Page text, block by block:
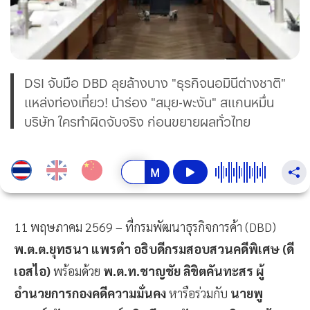
DSI จับมือ DBD ลุยล้างบาง "ธุรกิจนอมินีต่างชาติ"
แหล่งท่องเที่ยว! นำร่อง "สมุย-พะงัน" สแกนหมื่น
บริษัท ใครทำผิดจับจริง ก่อนขยายผลทั่วไทย
11 พฤษภาคม 2569 – ที่กรมพัฒนาธุรกิจการค้า (DBD)
พ.ต.ต.ยุทธนา แพรดำ อธิบดีกรมสอบสวนคดีพิเศษ (ดี
เอสไอ)พร้อมด้วย พ.ต.ท.ชาญชัย ลิขิตคันทะสร ผู้
อำนวยการกองคดีความมั่นคงหารือร่วมกับ นายพู